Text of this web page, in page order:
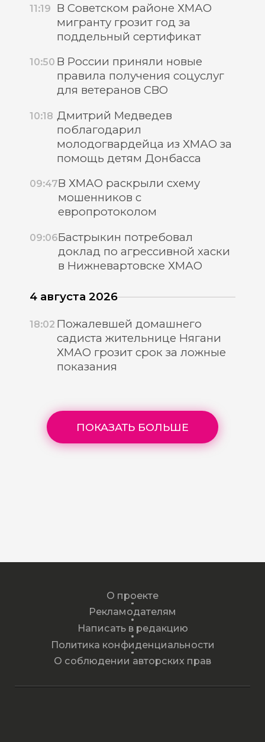
11:19 В Советском районе ХМАО
мигранту грозит год за
поддельный сертификат
10:50 В России приняли новые
правила получения соцуслуг
для ветеранов СВО
10:18 Дмитрий Медведев
поблагодарил
молодогвардейца из ХМАО за
помощь детям Донбасса
09:47В ХМАО раскрыли схему
мошенников с
европротоколом
09:06Бастрыкин потребовал
доклад по агрессивной хаски
в Нижневартовске ХМАО
4 августа 2026
18:02 Пожалевшей домашнего
садиста жительнице Нягани
ХМАО грозит срок за ложные
показания
ПОКАЗАТЬ БОЛЬШЕ
О проекте
Рекламодателям
Написать в редакцию
Политика конфиденциальности
О соблюдении авторских прав